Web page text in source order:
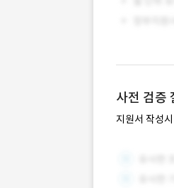
사전 검증
지원서 작성